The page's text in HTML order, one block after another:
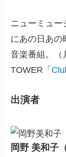
ニューミュー
にあの日あの
音楽番組。（
TOWER「
出演者
岡野 美和子